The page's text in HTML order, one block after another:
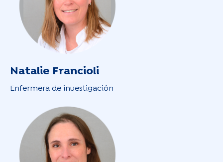
Natalie Francioli
Enfermera de investigación